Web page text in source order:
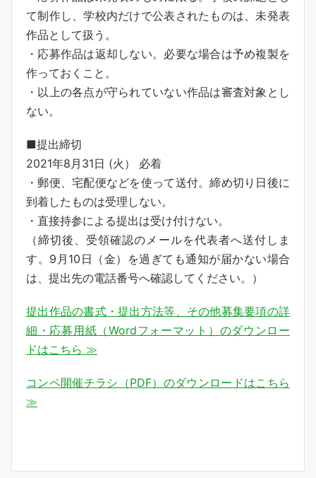
て制作し、学校内だけで公表されたものは、未発表
作品として扱う。
・応募作品は返却しない。必要な場合は予め複製を
作っておくこと。
・以上の各点が守られていない作品は審査対象とし
ない。
■提出締切
2021年8月31日 (火） 必着
・郵便、宅配便などを使って送付。締め切り日後に
到着したものは受理しない。
・直接持参による提出は受け付けない。
（締切後、受領確認のメールを代表者へ送付しま
す。9月10日（金）を過ぎても通知が届かない場合
は、提出先の電話番号へ確認してください。）
提出作品の書式・提出方法等、その他募集要項の詳
細・応募用紙（Wordフォーマット）のダウンロー
ドはこちら ≫
コンペ開催チラシ（PDF）のダウンロードはこちら
≫